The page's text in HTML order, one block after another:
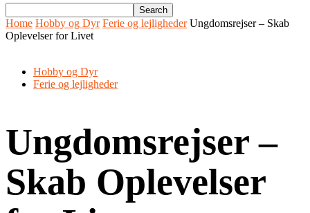
Home Hobby og Dyr Ferie og lejligheder Ungdomsrejser – Skab
Oplevelser for Livet
Hobby og Dyr
Ferie og lejligheder
Ungdomsrejser –
Skab Oplevelser